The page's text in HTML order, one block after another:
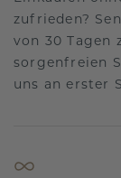
zufrieden?
von 30 Tagen
sorgenfreien
uns an erster